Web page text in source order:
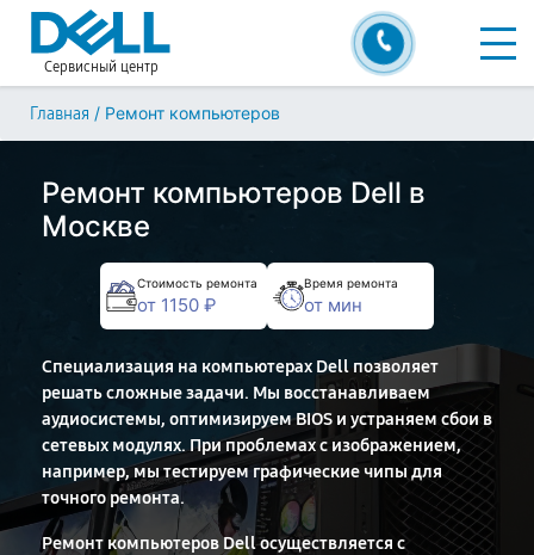
Сервисный центр
Главная / Ремонт компьютеров
Ремонт компьютеров Dell в
Москве
Стоимость ремонта
от 1150 ₽
Время ремонта
от мин
Специализация на компьютерах Dell позволяет
решать сложные задачи. Мы восстанавливаем
аудиосистемы, оптимизируем BIOS и устраняем сбои в
сетевых модулях. При проблемах с изображением,
например, мы тестируем графические чипы для
точного ремонта.
Ремонт компьютеров Dell осуществляется с